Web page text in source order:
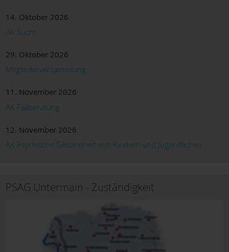
14. Oktober 2026
AK Sucht
29. Oktober 2026
Mitgliederversammlung
11. November 2026
AK Fallberatung
12. November 2026
AK Psychische Gesundheit von Kindern und Jugendlichen
PSAG Untermain - Zuständigkeit